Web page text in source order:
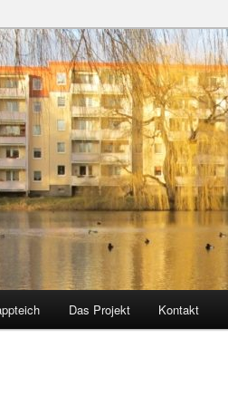
Yorckgebiet
Das Projekt Kontakt